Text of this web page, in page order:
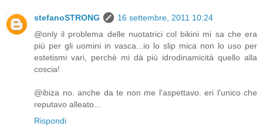
stefanoSTRONG
16 settembre, 2011 10:24
@only il problema delle nuotatrici col bikini mi sa che era
più per gli uomini in vasca...io lo slip mica non lo uso per
estetismi vari, perchè mi dà più idrodinamicità quello alla
coscia!
@ibiza no. anche da te non me l'aspettavo. eri l'unico che
reputavo alleato...
Rispondi